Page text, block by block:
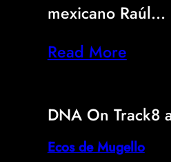
mexicano Raúl…
Read More
DNA On Track8
Ecos de Mugello